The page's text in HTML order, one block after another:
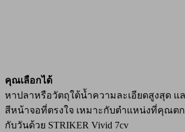
คุณเลือกได้
หาปลาหรือวัตถุใต้น้ำความละเอียดสูงสุด แ
สีหน้าจอที่ตรงใจ เหมาะกับตำแหน่งที่คุณต
กับวันด้วย STRIKER Vivid 7cv